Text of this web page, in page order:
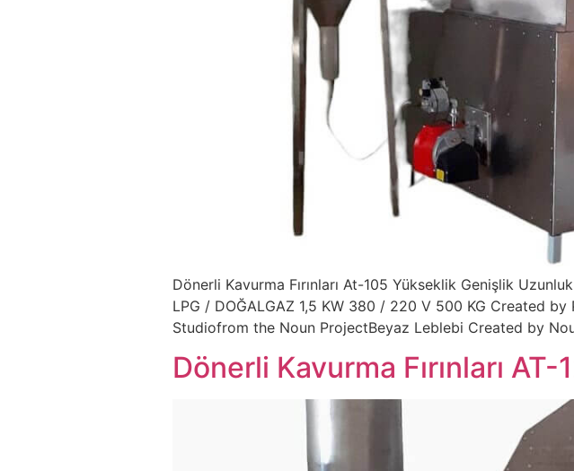
Dönerli Kavurma Fırınları At-105 Yükseklik Genişlik
LPG / DOĞALGAZ 1,5 KW 380 / 220 V 500 KG Created
Studiofrom the Noun ProjectBeyaz Leblebi Created by
Dönerli Kavurma Fırınları AT-